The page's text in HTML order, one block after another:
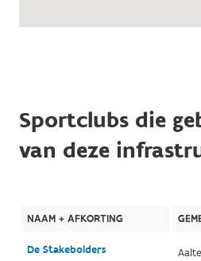
Sportclubs die
van deze
NAAM + AFKORTING
De Stakebolders